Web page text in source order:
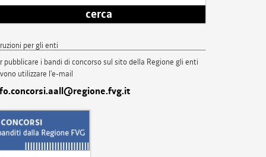
cerca
per gli enti
pubblicare i bandi di concorso sul sito della Regione gli enti
utilizzare l'e-mail